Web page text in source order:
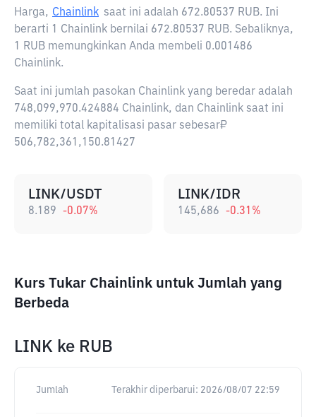
Harga, Chainlink saat ini adalah 672.80537 RUB. Ini
berarti 1 Chainlink bernilai 672.80537 RUB. Sebaliknya,
1 RUB memungkinkan Anda membeli 0.001486
Chainlink.
Saat ini jumlah pasokan Chainlink yang beredar adalah
748,099,970.424884 Chainlink, dan Chainlink saat ini
memiliki total kapitalisasi pasar sebesar₽
506,782,361,150.81427
LINK/USDT
8.189 -0.07%
LINK/IDR
145,686 -0.31 %
Kurs Tukar Chainlink untuk Jumlah yang
Berbeda
LINK ke RUB
Jumlah Terakhir diperbarui: 2026/08/07 22:59